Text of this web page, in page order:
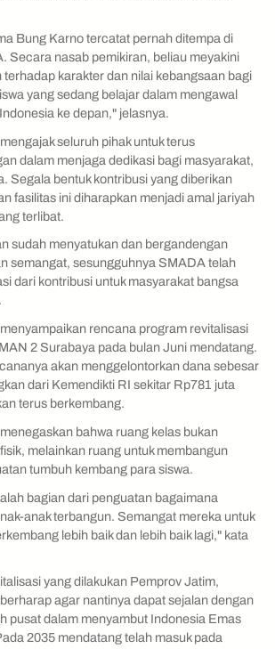
Bung Karno tercatat pernah ditempa di
Secara nasab pemikiran, beliau meyakini
terhadap karakter dan nilai kebangsaan bagi
yang sedang belajar dalam mengawal
ke depan," jelasnya.
seluruh pihak untuk terus
dalam menjaga dedikasi bagi masyarakat,
Segala bentuk kontribusi yang diberikan
fasilitas ini diharapkan menjadi amal jariyah
terlibat.
sudah menyatukan dan bergandengan
semangat, sesungguhnya SMADA telah
dari kontribusi untuk masyarakat bangsa
rencana program revitalisasi
2 Surabaya pada bulan Juni mendatang.
akan menggelontorkan dana sebesar
dari Kemendikti RI sekitar Rp781 juta
terus berkembang.
bahwa ruang kelas bukan
melainkan ruang untuk membangun
tumbuh kembang para siswa.
bagian dari penguatan bagaimana
anak terbangun. Semangat mereka untuk
lebih baik dan lebih baik lagi," kata
yang dilakukan Pemprov Jatim,
agar nantinya dapat sejalan dengan
pusat dalam menyambut Indonesia Emas
2035 mendatang telah masuk pada